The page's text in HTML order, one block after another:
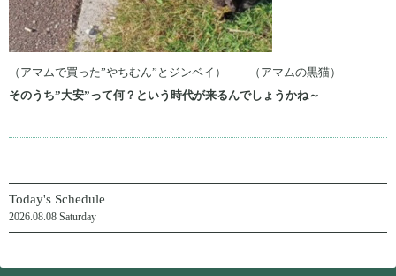
（アマムで買った”やちむん”とジンベイ） （アマムの黒猫）
そのうち”大安”って何？という時代が来るんでしょうかね～
Today's Schedule
2026.08.08 Saturday